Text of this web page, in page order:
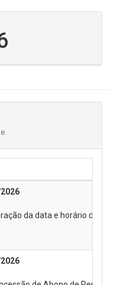
da data e horário da